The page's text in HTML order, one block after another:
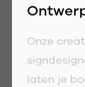
Onze
laten je